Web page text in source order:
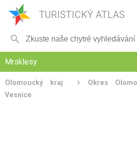
TURISTICKÝ ATLAS

Mrsklesy
Olomoucký kraj Okres
Vesnice